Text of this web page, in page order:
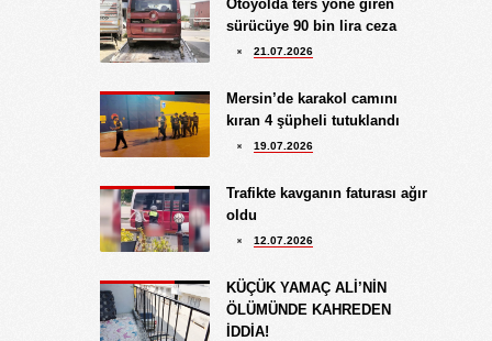
Koray Ünlü
10.09.2024
Otoyolda ters yöne giren
sürücüye 90 bin lira ceza
21.07.2026
Mersin’de karakol camını
kıran 4 şüpheli tutuklandı
19.07.2026
Trafikte kavganın faturası ağır
oldu
12.07.2026
KÜÇÜK YAMAÇ ALİ’NİN
ÖLÜMÜNDE KAHREDEN
İDDİA!